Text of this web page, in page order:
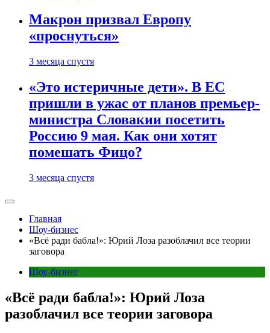
Макрон призвал Европу
«проснуться»
3 месяца спустя
«Это истеричные дети». В ЕС
пришли в ужас от планов премьер-
министра Словакии посетить
Россию 9 мая. Как они хотят
помешать Фицо?
3 месяца спустя
Главная
Шоу-бизнес
«Всё ради бабла!»: Юрий Лоза разоблачил все теории
заговора
Шоу-бизнес
«Всё ради бабла!»: Юрий Лоза
разоблачил все теории заговора